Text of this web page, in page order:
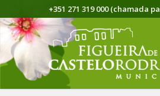
+351 271 319 000 (chamada